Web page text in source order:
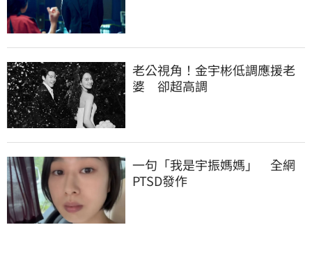
老公視角！金宇彬低調應援老
婆　卻超高調
一句「我是宇振媽媽」　全網
PTSD發作